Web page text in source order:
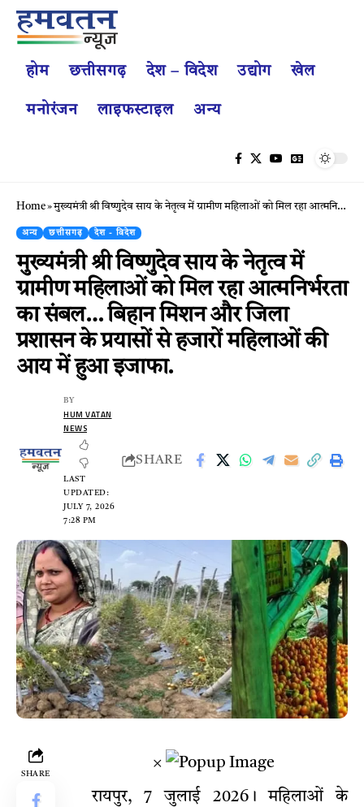
होम छत्तीसगढ़ देश – विदेश उद्योग खेल
मनोरंजन लाइफस्टाइल अन्य
Home»मुख्यमंत्री श्री विष्णुदेव साय के नेतृत्व में ग्रामीण महिलाओं को मिल रहा आत्मनिर्भरता का संबल… बिहान मिशन और जिला प्रशासन के प्रयासों से हजारों महिलाओं की आय में हुआ इजाफा.
अन्य छत्तीसगढ़ देश - विदेश
मुख्यमंत्री श्री विष्णुदेव साय के नेतृत्व में
ग्रामीण महिलाओं को मिल रहा आत्मनिर्भरता
का संबल… बिहान मिशन और जिला
प्रशासन के प्रयासों से हजारों महिलाओं की
आय में हुआ इजाफा.
LAST
UPDATED:
JULY 7, 2026
7:28 PM
BY
HUM VATAN
NEWS
SHARE
SHARE
×
रायपुर, 7 जुलाई 2026। महिलाओं के